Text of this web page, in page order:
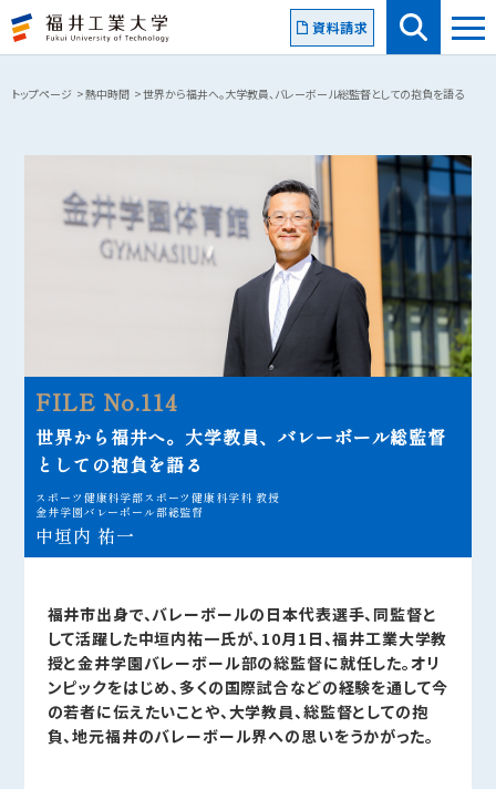
資料請求
トップページ 熱中時間 世界から福井へ。大学教員、バレーボール総監督としての抱負を語る
FILE No.114
世界から福井へ。大学教員、バレーボール総監督
としての抱負を語る
スポーツ健康科学部スポーツ健康科学科 教授
金井学園バレーボール部総監督
中垣内 祐一
福井市出身で、バレーボールの日本代表選手、同監督と
して活躍した中垣内祐一氏が、10月1日、福井工業大学教
授と金井学園バレーボール部の総監督に就任した。オリ
ンピックをはじめ、多くの国際試合などの経験を通して今
の若者に伝えたいことや、大学教員、総監督としての抱
負、地元福井のバレーボール界への思いをうかがった。